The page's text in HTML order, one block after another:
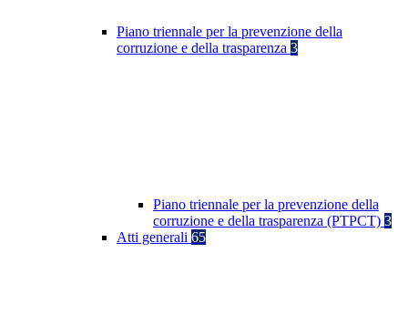
Piano triennale per la prevenzione della
corruzione e della trasparenza 3
Piano triennale per la prevenzione della
corruzione e della trasparenza (PTPCT) 3
Atti generali 65